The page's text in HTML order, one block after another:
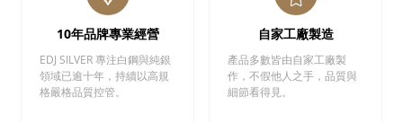
10年品牌專業經營
EDJ SILVER 專注白鋼與純銀
領域已逾十年，持續以高規
格嚴格品質控管。
自家工廠製造
產品多數皆由自家工廠製
作，不假他人之手，品質與
細節看得見。